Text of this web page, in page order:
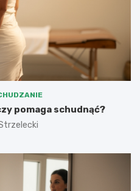
pomaga schudnąć?